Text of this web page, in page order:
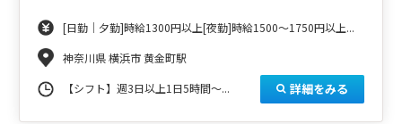
[日勤｜夕勤]時給1300円以上[夜勤]時給1500～1750円以上...
神奈川県 横浜市 黄金町駅
【シフト】週3日以上1日5時間～... 詳細をみる